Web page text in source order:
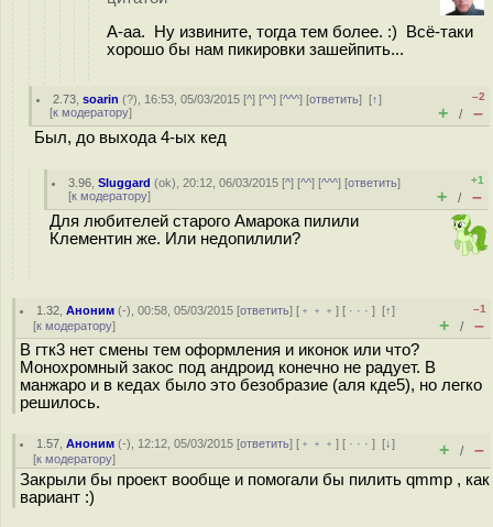
А-аа. Ну извините, тогда тем более. :) Всё-таки
хорошо бы нам пикировки зашейпить...
2.73 ,soarin (?), 16:53, 05/03/2015 [^] [^^] [^^^] [ответить][↑]
[к модератору]
–2
+ / –
Был, до выхода 4-ых кед
3.96 ,Sluggard (ok), 20:12, 06/03/2015 [^] [^^] [^^^] [ответить]
[к модератору]
+1
+ / –
Для любителей старого Амарока пилили
Клементин же. Или недопилили?
1.32 ,Аноним (-), 00:58, 05/03/2015 [ответить] [ ﹢﹢﹢] [ · · ·][↑]
[к модератору]
–1
+ / –
В гтк3 нет смены тем оформления и иконок или что?
Монохромный закос под андроид конечно не радует. В
манжаро и в кедах было это безобразие (аля кде5), но легко
решилось.
1.57 ,Аноним (-), 12:12, 05/03/2015 [ответить] [ ﹢﹢﹢] [ · · ·][↓]
[к модератору] + / –
Закрыли бы проект вообще и помогали бы пилить qmmp , как
вариант :)